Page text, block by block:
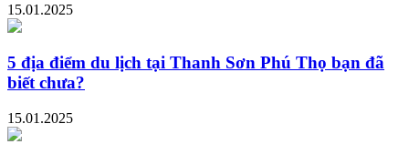
15.01.2025
5 địa điểm du lịch tại Thanh Sơn Phú Thọ bạn đã
biết chưa?
15.01.2025